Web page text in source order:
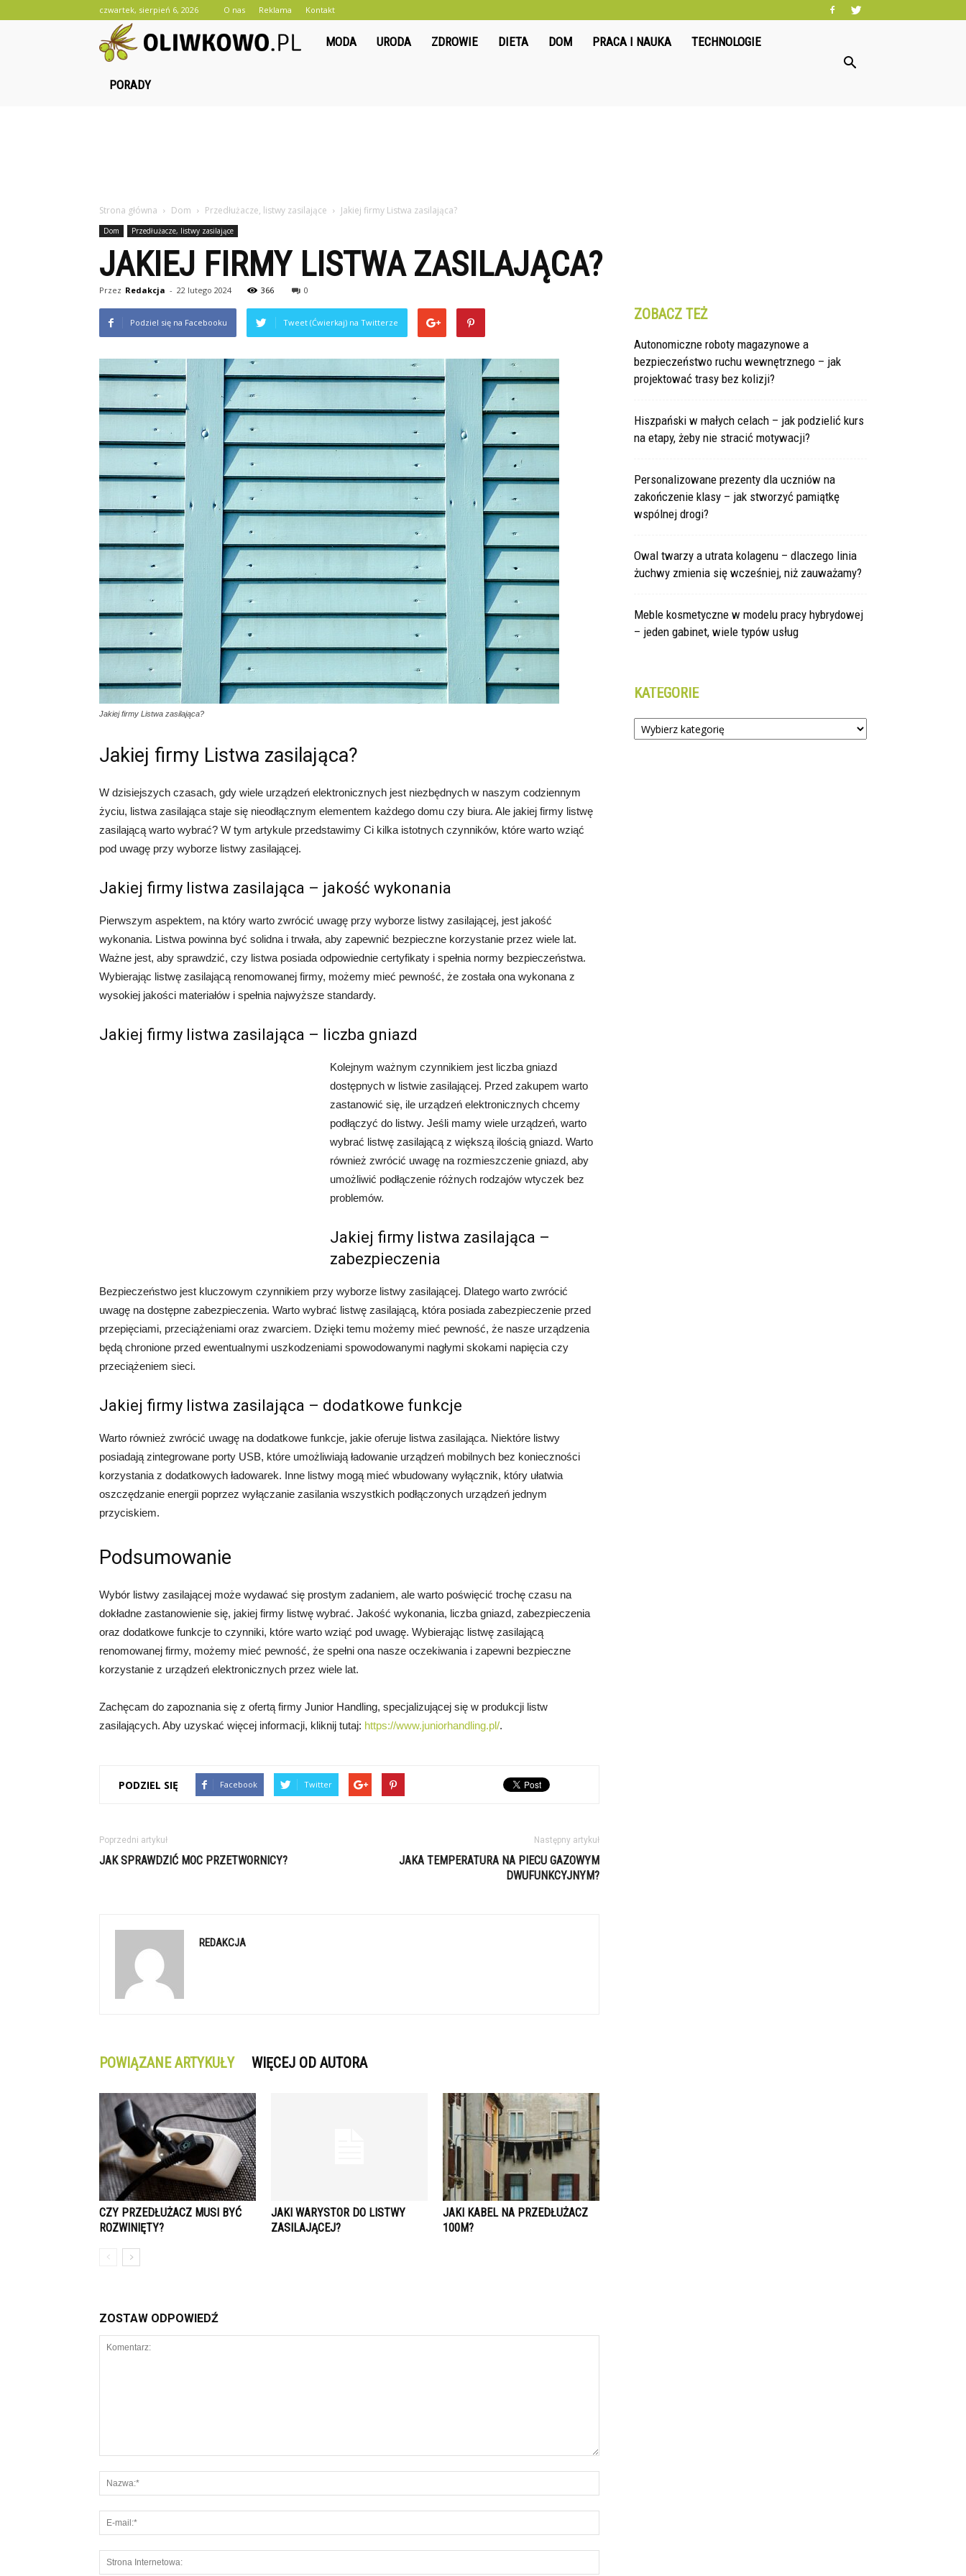
czwartek, sierpień 6, 2026 O nas Reklama Kontakt
Oliwkowo.pl
MODA URODA ZDROWIE DIETA DOM PRACA I NAUKA TECHNOLOGIE
PORADY
Strona główna Dom Przedłużacze, listwy zasilające Jakiej firmy Listwa zasilająca?
Dom Przedłużacze, listwy zasilające
JAKIEJ FIRMY LISTWA ZASILAJĄCA?
Przez Redakcja - 22 lutego 2024 366 0
Podziel się na Facebooku Tweet (Ćwierkaj) na Twitterze
Jakiej firmy Listwa zasilająca?
Jakiej firmy Listwa zasilająca?
W dzisiejszych czasach, gdy wiele urządzeń elektronicznych jest niezbędnych w naszym codziennym
życiu, listwa zasilająca staje się nieodłącznym elementem każdego domu czy biura. Ale jakiej firmy listwę
zasilającą warto wybrać? W tym artykule przedstawimy Ci kilka istotnych czynników, które warto wziąć
pod uwagę przy wyborze listwy zasilającej.
Jakiej firmy listwa zasilająca – jakość wykonania
Pierwszym aspektem, na który warto zwrócić uwagę przy wyborze listwy zasilającej, jest jakość
wykonania. Listwa powinna być solidna i trwała, aby zapewnić bezpieczne korzystanie przez wiele lat.
Ważne jest, aby sprawdzić, czy listwa posiada odpowiednie certyfikaty i spełnia normy bezpieczeństwa.
Wybierając listwę zasilającą renomowanej firmy, możemy mieć pewność, że została ona wykonana z
wysokiej jakości materiałów i spełnia najwyższe standardy.
Jakiej firmy listwa zasilająca – liczba gniazd
Kolejnym ważnym czynnikiem jest liczba gniazd
dostępnych w listwie zasilającej. Przed zakupem warto
zastanowić się, ile urządzeń elektronicznych chcemy
podłączyć do listwy. Jeśli mamy wiele urządzeń, warto
wybrać listwę zasilającą z większą ilością gniazd. Warto
również zwrócić uwagę na rozmieszczenie gniazd, aby
umożliwić podłączenie różnych rodzajów wtyczek bez
problemów.
Jakiej firmy listwa zasilająca –
zabezpieczenia
Bezpieczeństwo jest kluczowym czynnikiem przy wyborze listwy zasilającej. Dlatego warto zwrócić
uwagę na dostępne zabezpieczenia. Warto wybrać listwę zasilającą, która posiada zabezpieczenie przed
przepięciami, przeciążeniami oraz zwarciem. Dzięki temu możemy mieć pewność, że nasze urządzenia
będą chronione przed ewentualnymi uszkodzeniami spowodowanymi nagłymi skokami napięcia czy
przeciążeniem sieci.
Jakiej firmy listwa zasilająca – dodatkowe funkcje
Warto również zwrócić uwagę na dodatkowe funkcje, jakie oferuje listwa zasilająca. Niektóre listwy
posiadają zintegrowane porty USB, które umożliwiają ładowanie urządzeń mobilnych bez konieczności
korzystania z dodatkowych ładowarek. Inne listwy mogą mieć wbudowany wyłącznik, który ułatwia
oszczędzanie energii poprzez wyłączanie zasilania wszystkich podłączonych urządzeń jednym
przyciskiem.
Podsumowanie
Wybór listwy zasilającej może wydawać się prostym zadaniem, ale warto poświęcić trochę czasu na
dokładne zastanowienie się, jakiej firmy listwę wybrać. Jakość wykonania, liczba gniazd, zabezpieczenia
oraz dodatkowe funkcje to czynniki, które warto wziąć pod uwagę. Wybierając listwę zasilającą
renomowanej firmy, możemy mieć pewność, że spełni ona nasze oczekiwania i zapewni bezpieczne
korzystanie z urządzeń elektronicznych przez wiele lat.
Zachęcam do zapoznania się z ofertą firmy Junior Handling, specjalizującej się w produkcji listw
zasilających. Aby uzyskać więcej informacji, kliknij tutaj: https://www.juniorhandling.pl/.
PODZIEL SIĘ Facebook Twitter
Poprzedni artykuł
JAK SPRAWDZIĆ MOC PRZETWORNICY?
Następny artykuł
JAKA TEMPERATURA NA PIECU GAZOWYM
DWUFUNKCYJNYM?
REDAKCJA
POWIĄZANE ARTYKUŁY WIĘCEJ OD AUTORA
CZY PRZEDŁUŻACZ MUSI BYĆ
ROZWINIĘTY?
JAKI WARYSTOR DO LISTWY
ZASILAJĄCEJ?
JAKI KABEL NA PRZEDŁUŻACZ
100M?
ZOSTAW ODPOWIEDŹ
ZOBACZ TEŻ
Autonomiczne roboty magazynowe a
bezpieczeństwo ruchu wewnętrznego – jak
projektować trasy bez kolizji?
Hiszpański w małych celach – jak podzielić kurs
na etapy, żeby nie stracić motywacji?
Personalizowane prezenty dla uczniów na
zakończenie klasy – jak stworzyć pamiątkę
wspólnej drogi?
Owal twarzy a utrata kolagenu – dlaczego linia
żuchwy zmienia się wcześniej, niż zauważamy?
Meble kosmetyczne w modelu pracy hybrydowej
– jeden gabinet, wiele typów usług
KATEGORIE
Kategorie